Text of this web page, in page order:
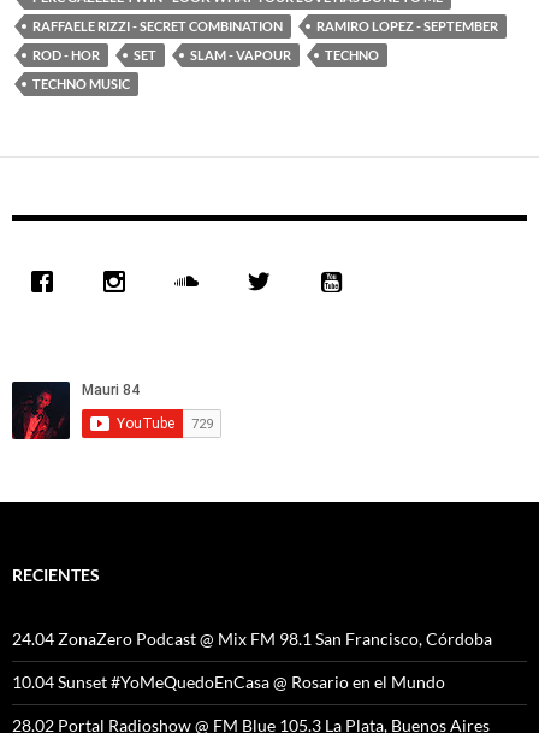
RAFFAELE RIZZI - SECRET COMBINATION
RAMIRO LOPEZ - SEPTEMBER
ROD - HOR
SET SLAM - VAPOUR
TECHNO
TECHNO MUSIC
RECIENTES
24.04 ZonaZero Podcast @ Mix FM 98.1 San Francisco, Córdoba
10.04 Sunset #YoMeQuedoEnCasa @ Rosario en el Mundo
28.02 Portal Radioshow @ FM Blue 105.3 La Plata, Buenos Aires